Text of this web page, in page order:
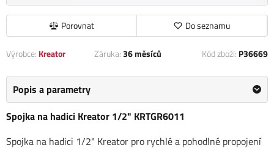
Porovnat Do seznamu
Výrobce: Kreator Záruka:36 měsíců Kód zboží: P36669
Popis a parametry
Spojka na hadici Kreator 1/2" KRTGR6011
Spojka na hadici 1/2" Kreator pro rychlé a pohodlné propojení